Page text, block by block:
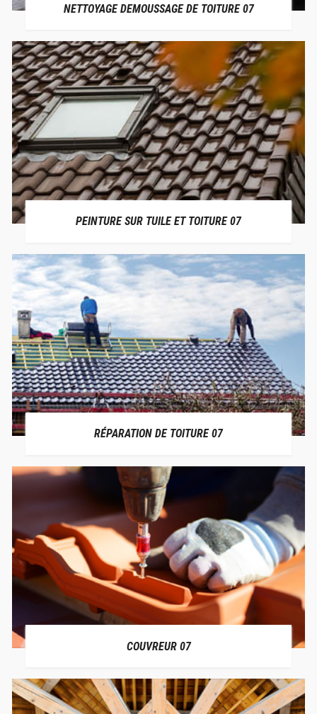
NETTOYAGE DEMOUSSAGE DE TOITURE 07
PEINTURE SUR TUILE ET TOITURE 07
RÉPARATION DE TOITURE 07
COUVREUR 07